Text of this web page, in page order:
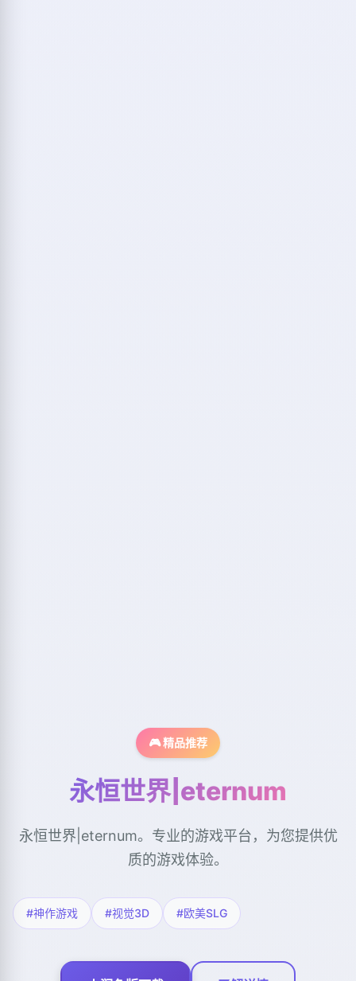
🎮 精品推荐
永恒世界|eternum
永恒世界|eternum。专业的游戏平台，为您提供优
质的游戏体验。
#神作游戏 #视觉3D #欧美SLG